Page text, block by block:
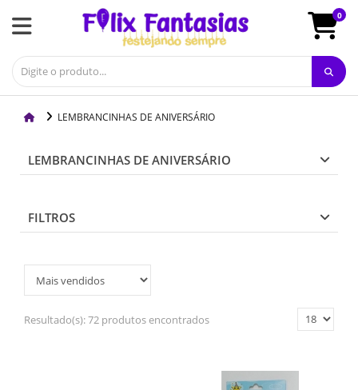
0
LEMBRANCINHAS DE ANIVERSÁRIO
LEMBRANCINHAS DE ANIVERSÁRIO
FILTROS
Resultado(s):72 produtos encontrados